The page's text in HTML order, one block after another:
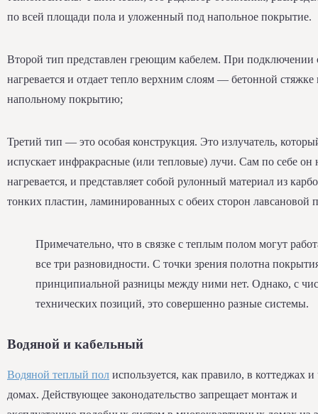
по всей площади пола и уложенный под напольное покрытие.
Второй тип представлен греющим кабелем. При подключении
нагревается и отдает тепло верхним слоям — бетонной стяжке
напольному покрытию;
Третий тип — это особая конструкция. Это излучатель,
испускает инфракрасные (или тепловые) лучи. Сам по себе он
нагревается, и представляет собой рулонный материал из
тонких пластин, ламинированных с обеих сторон лавсановой
Примечательно, что в связке с теплым полом могут
все три разновидности. С точки зрения полотна
принципиальной разницы между ними нет. Однако, с
технических позиций, это совершенно разные системы.
Водяной и кабельный
Водяной теплый пол используется, как правило, в коттеджах
домах. Действующее законодательство запрещает монтаж и